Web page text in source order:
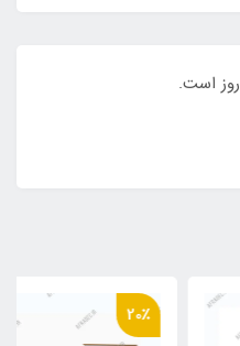
زمان تقریبی ارسال محصول 20 روز است.
20٪